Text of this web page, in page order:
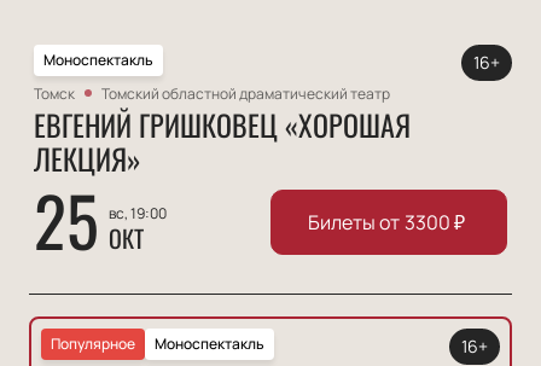
Моноспектакль
Томск
Томский областной драматический театр
ЕВГЕНИЙ ГРИШКОВЕЦ «ХОРОШАЯ
ЛЕКЦИЯ»
25 вс, 19:00
ОКТ
16+
Билеты от 3300₽
Моноспектакль
Популярное
16+